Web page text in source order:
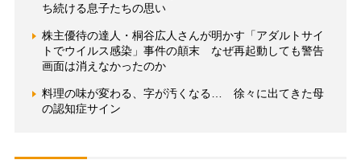
ち続ける息子たちの思い
株主優待の達人・桐谷広人さんが明かす「アダルトサイ
トでウイルス感染」事件の顛末 なぜ再起動しても警告
画面は消えなかったのか
料理の味が変わる、字が汚くなる… 徐々に出てきた母
の認知症サイン